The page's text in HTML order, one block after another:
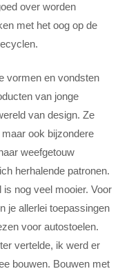
over worden
met het oog op de
vormen en vondsten
van jonge
van design. Ze
ook bijzondere
weefgetouw
herhalende patronen.
nog veel mooier. Voor
je allerlei toepassingen
voor autostoelen.
vertelde, ik werd er
bouwen. Bouwen met